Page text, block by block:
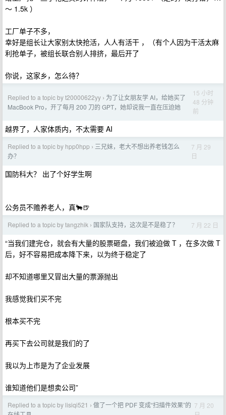
～ 1.5k ）
工厂单子不多，
幸好是组长让大家别太快抢活，人人有活干 ，（有个人因为干活太麻
利抢单子，被组长联合别人排挤，最后开了
你说，这家乡，怎么待？
Replied to a topic by t20000622yy › 为了让女朋友学 AI，给她买了
MacBook Pro，开了每月 200 刀的 GPT，她却说我一直在压迫她
15 小时
48 分钟
前
越界了，人家体质内，不太需要 AI
Replied to a topic by hpp0hpp › 三兄妹，老大不想出养老钱怎么
办？
7 月 29
日
国防科大？ 出了个好学生啊
公务员不赡养老人，真🐂🍺
Replied to a topic by tangzhik › 国家队支持，这次是不是稳了？ 7 月 22 日
“当我们建完仓，就会有大量的股票砸盘，我们被迫做 T ，在多次做 T
后，好不容易把成本降下来，以为终于稳定了
却不知道哪里又冒出大量的票源抛出
我感觉我们买不完
根本买不完
再买下去公司就是我们的了
我以为上市是为了企业发展
谁知道他们是想卖公司”
Replied to a topic by lisiqi521 › 做了一个把 PDF 变成“扫描件效果”的 7 月 20